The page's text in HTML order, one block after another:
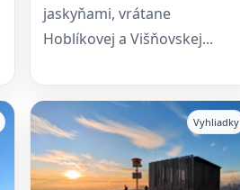
jaskyňami, vrátane
Hoblíkovej a Višňovskej...
Vyhliadky